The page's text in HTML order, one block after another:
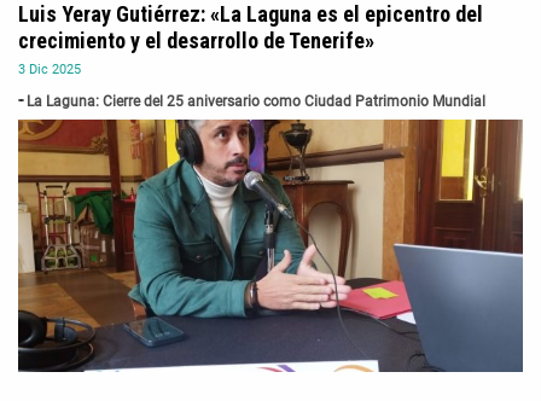
3 Dic 2025
La Laguna: Cierre del 25 aniversario como Ciudad Patrimonio Mundial
Luis Yeray Gutiérrez: «La Laguna es el epicentro del
crecimiento y el desarrollo de Tenerife»